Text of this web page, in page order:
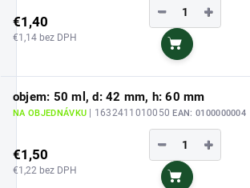
€1,40
€1,14 bez DPH
+
−
Do košíka
objem: 50 ml, d: 42 mm, h: 60 mm
NA OBJEDNÁVKU | 1632411010050EAN: 0100000004
€1,50
€1,22 bez DPH
+
−